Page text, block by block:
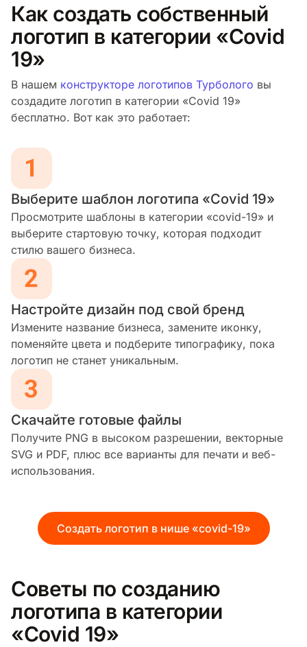
Как создать собственный
логотип в категории «Covid
19»
В нашем конструкторе логотипов Турболого вы
создадите логотип в категории «Covid 19»
бесплатно. Вот как это работает:
Выберите шаблон логотипа «Covid 19»
Просмотрите шаблоны в категории «covid-19» и
выберите стартовую точку, которая подходит
стилю вашего бизнеса.
Настройте дизайн под свой бренд
Измените название бизнеса, замените иконку,
поменяйте цвета и подберите типографику, пока
логотип не станет уникальным.
Скачайте готовые файлы
Получите PNG в высоком разрешении, векторные
SVG и PDF, плюс все варианты для печати и веб-
использования.
Создать логотип в нише «covid-19»
Советы по созданию
логотипа в категории
«Covid 19»